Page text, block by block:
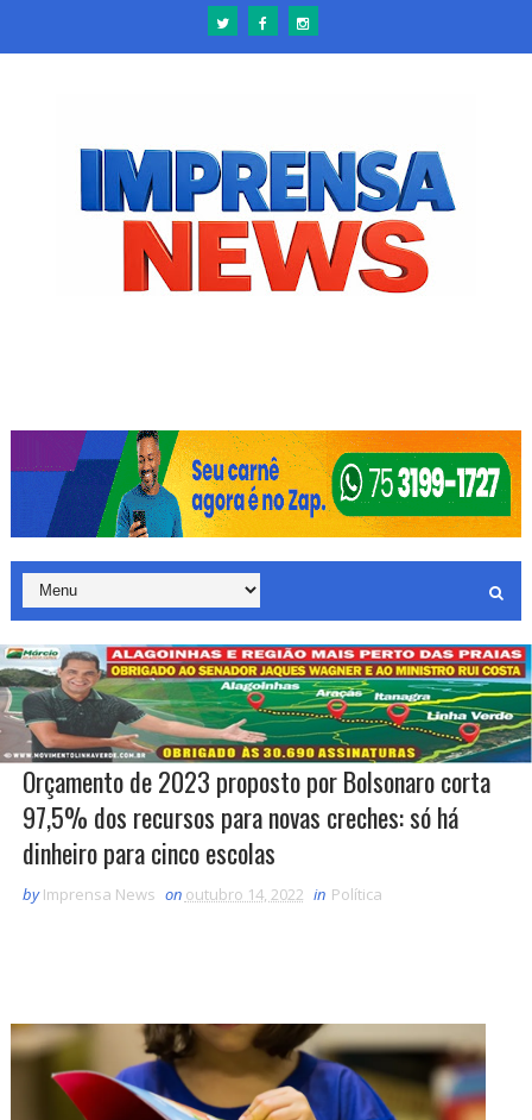
Orçamento de 2023 proposto por Bolsonaro corta
97,5% dos recursos para novas creches: só há
dinheiro para cinco escolas
by Imprensa News on outubro 14, 2022 in Política